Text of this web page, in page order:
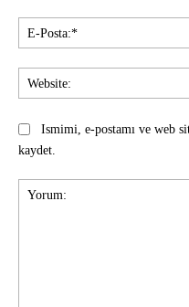
Ismimi, e-postamı ve web
kaydet.